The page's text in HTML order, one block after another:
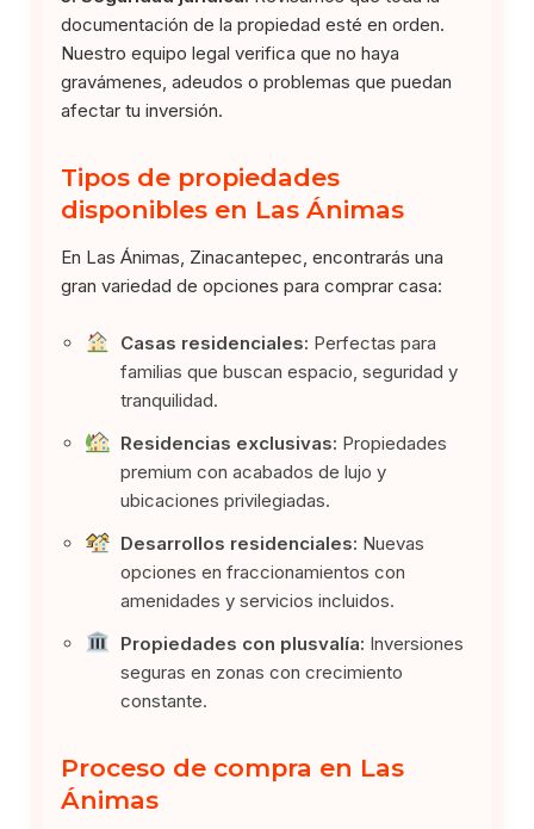
documentación de la propiedad esté en orden.
Nuestro equipo legal verifica que no haya
gravámenes, adeudos o problemas que puedan
afectar tu inversión.
Tipos de propiedades
disponibles en Las Ánimas
En Las Ánimas, Zinacantepec, encontrarás una
gran variedad de opciones para comprar casa:
Casas residenciales: Perfectas para
familias que buscan espacio, seguridad y
tranquilidad.
Residencias exclusivas: Propiedades
premium con acabados de lujo y
ubicaciones privilegiadas.
Desarrollos residenciales: Nuevas
opciones en fraccionamientos con
amenidades y servicios incluidos.
Propiedades con plusvalía: Inversiones
seguras en zonas con crecimiento
constante.
Proceso de compra en Las
Ánimas